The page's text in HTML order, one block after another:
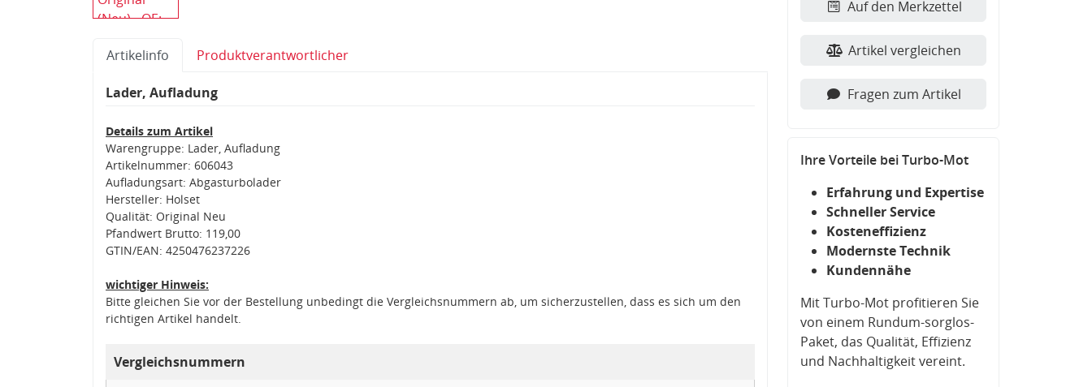
Artikelinfo Produktverantwortlicher
Lader, Aufladung
Details zum Artikel
Warengruppe: Lader, Aufladung
Artikelnummer: 606043
Aufladungsart: Abgasturbolader
Hersteller: Holset
Qualität: Original Neu
Pfandwert Brutto: 119,00
GTIN/EAN: 4250476237226
wichtiger Hinweis:
Bitte gleichen Sie vor der Bestellung unbedingt die Vergleichsnummern ab, um sicherzustellen, dass es sich um den
richtigen Artikel handelt.
Vergleichsnummern
Auf den Merkzettel
Artikel vergleichen
Fragen zum Artikel
Ihre Vorteile bei Turbo-Mot
Erfahrung und Expertise
Schneller Service
Kosteneffizienz
Modernste Technik
Kundennähe
Mit Turbo-Mot profitieren Sie
von einem Rundum-sorglos-
Paket, das Qualität, Effizienz
und Nachhaltigkeit vereint.